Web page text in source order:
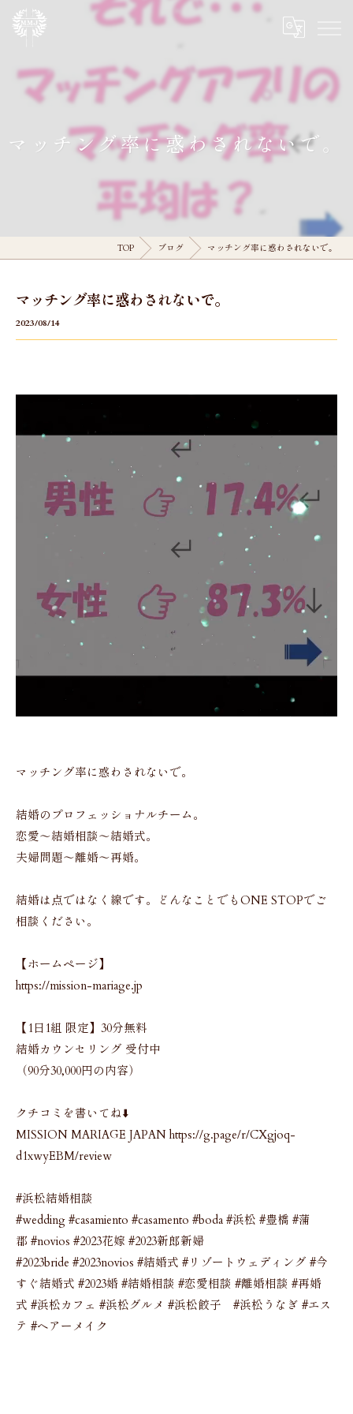
マッチング率に惑わされないで。
TOP ブログ マッチング率に惑わされないで。
マッチング率に惑わされないで。
2023/08/14
マッチング率に惑わされないで。
結婚のプロフェッショナルチーム。
恋愛〜結婚相談〜結婚式。
夫婦問題〜離婚〜再婚。
結婚は点ではなく線です。どんなことでもONE STOPでご
相談ください。
【ホームページ】
https://mission-mariage.jp
【1日1組 限定】30分無料
結婚カウンセリング 受付中
（90分30,000円の内容）
クチコミを書いてね⬇️
MISSION MARIAGE JAPAN https://g.page/r/CXgjoq-
d1xwyEBM/review
#浜松結婚相談
#wedding #casamiento #casamento #boda #浜松 #豊橋 #蒲
郡 #novios #2023花嫁 #2023新郎新婦
#2023bride #2023novios #結婚式 #リゾートウェディング #今
すぐ結婚式 #2023婚 #結婚相談 #恋愛相談 #離婚相談 #再婚
式 #浜松カフェ #浜松グルメ #浜松餃子 #浜松うなぎ #エス
テ #ヘアーメイク